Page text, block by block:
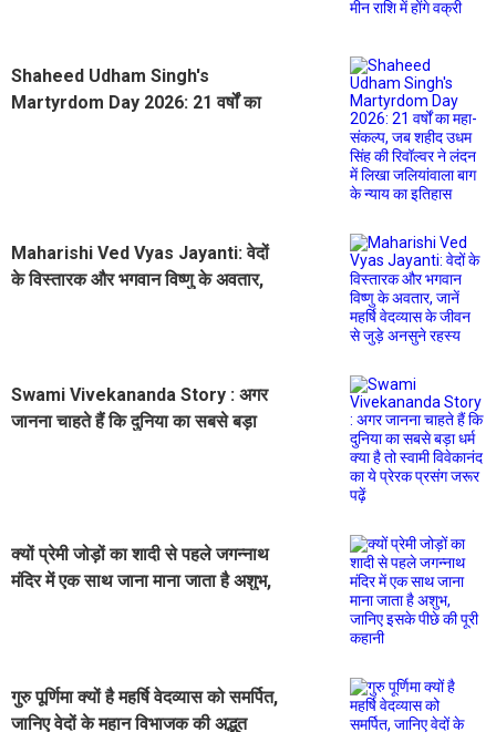
Shaheed Udham Singh's
Martyrdom Day 2026: 21 वर्षों का
Maharishi Ved Vyas Jayanti: वेदों
के विस्तारक और भगवान विष्णु के अवतार,
Swami Vivekananda Story : अगर
जानना चाहते हैं कि दुनिया का सबसे बड़ा
क्यों प्रेमी जोड़ों का शादी से पहले जगन्नाथ
मंदिर में एक साथ जाना माना जाता है अशुभ,
गुरु पूर्णिमा क्यों है महर्षि वेदव्यास को समर्पित,
जानिए वेदों के महान विभाजक की अद्भुत